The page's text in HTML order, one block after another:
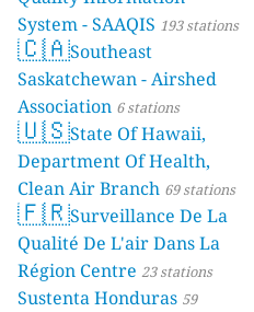
System - SAAQIS 193 stations
🇨🇦Southeast
Saskatchewan - Airshed
Association 6 stations
🇺🇸State Of Hawaii,
Department Of Health,
Clean Air Branch 69 stations
🇫🇷Surveillance De La
Qualité De L'air Dans La
Région Centre 23 stations
Sustenta Honduras 59